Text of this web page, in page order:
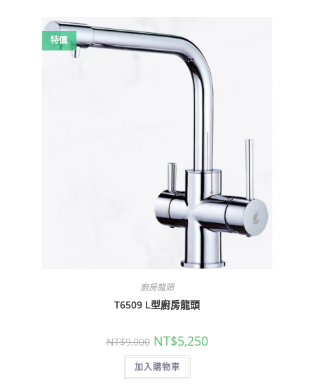
特價
廚房龍頭
T6509 L型廚房龍頭
NT$9,000 原
始
價
格：
NT$9,000。
NT$5,250目
前
加入購物車